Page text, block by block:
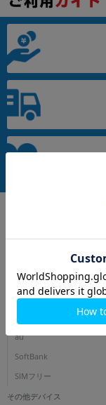
iPhone
au
SoftBank
SIMフリー
その他デバイス
CPUの絞り込み
OS
OSの絞り込み
容量